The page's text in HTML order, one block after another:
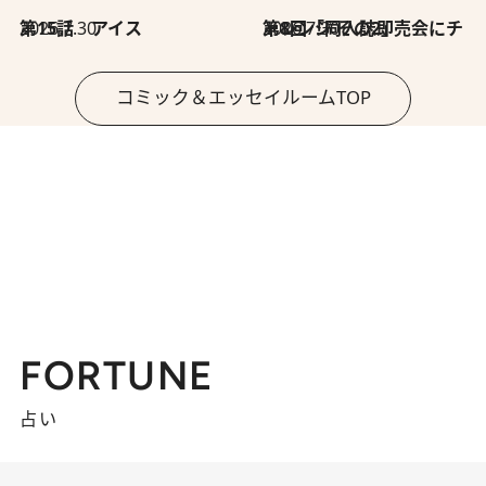
2026.7.30
第15話 アイス 2026.7.30
第8回「同人誌即売会にチャレンジ その2」
コミック＆エッセイルームTOP
FORTUNE
占い